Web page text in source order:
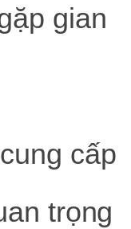
gian
cấp
trọng